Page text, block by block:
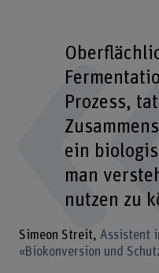
Prozess,
ein
man
nutzen zu
Simeon Streit
Assistent
«Biokonversion und